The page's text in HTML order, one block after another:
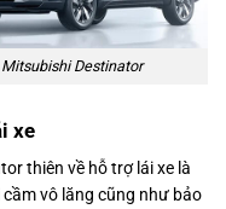
Destinator
xe
thiên về hỗ trợ lái xe là
vô lăng cũng như bảo